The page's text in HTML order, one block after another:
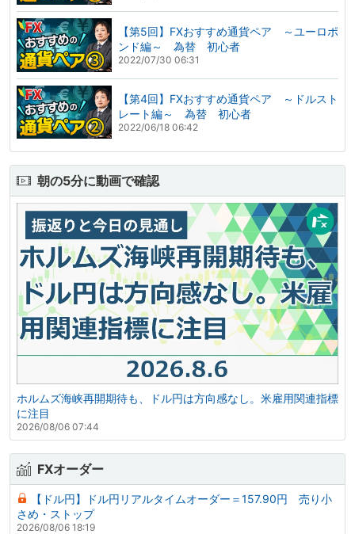
【第5回】FXおすすめ通貨ペア ～ユーロポ
ンド編～ 為替 初心者
2022/07/30 06:31
【第4回】FXおすすめ通貨ペア ～ドルスト
レート編～ 為替 初心者
2022/06/18 06:42
朝の5分に動画で確認
ホルムズ海峡再開期待も、ドル円は方向感なし。米雇用関連指標
に注目
2026/08/06 07:44
FXオーダー
【ドル円】ドル円リアルタイムオーダー＝157.90円 売り小
さめ・ストップ
2026/08/06 18:19